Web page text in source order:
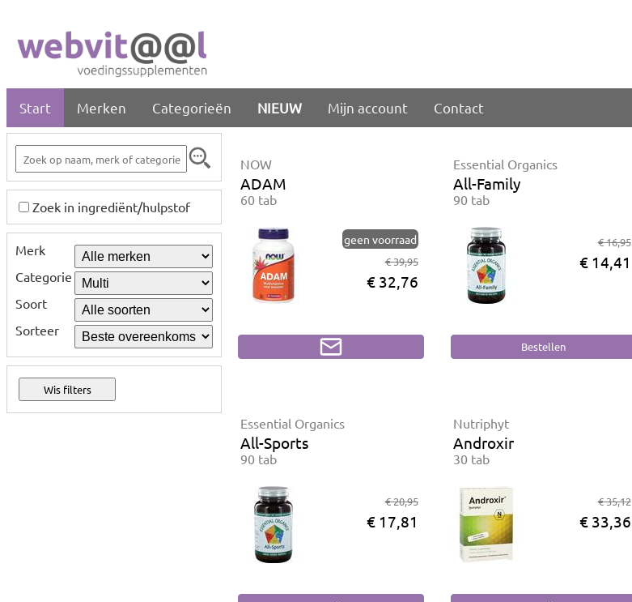
Start Merken Categorieën NIEUW Mijn account Contact
Zoek in ingrediënt/hulpstof
Merk
Categorie
Soort
Sorteer
NOW
ADAM
60 tab
geen voorraad
€ 39,95
€ 32,76
Essential Organics
All-Family
90 tab
€ 16,95
€ 14,41
Essential Organics
All-Sports
90 tab
€ 20,95
€ 17,81
Nutriphyt
Androxir
30 tab
€ 35,12
€ 33,36